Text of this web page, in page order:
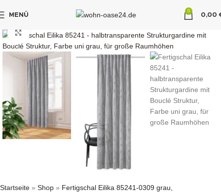
MENÜ
0
0,00
klicken um zu vergrößern
Startseite » Shop » Fertigschal Eilika 85241-0309 grau,